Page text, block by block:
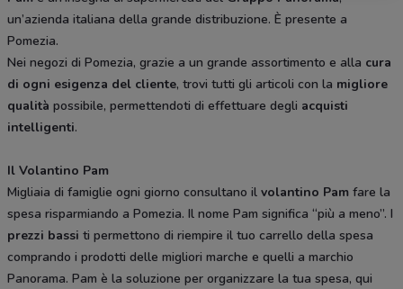
un’azienda italiana della grande distribuzione. È presente a
Pomezia.
Nei negozi di Pomezia, grazie a un grande assortimento e alla cura
di ogni esigenza del cliente, trovi tutti gli articoli con la migliore
qualità possibile, permettendoti di effettuare degli acquisti
intelligenti.
Il Volantino Pam
Migliaia di famiglie ogni giorno consultano il volantino Pam fare la
spesa risparmiando a Pomezia. Il nome Pam significa “più a meno”. I
prezzi bassi ti permettono di riempire il tuo carrello della spesa
comprando i prodotti delle migliori marche e quelli a marchio
Panorama. Pam è la soluzione per organizzare la tua spesa, qui